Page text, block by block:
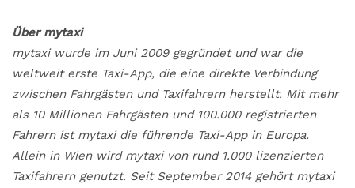
Über mytaxi
mytaxi wurde im Juni 2009 gegründet und war die
weltweit erste Taxi-App, die eine direkte Verbindung
zwischen Fahrgästen und Taxifahrern herstellt. Mit mehr
als 10 Millionen Fahrgästen und 100.000 registrierten
Fahrern ist mytaxi die führende Taxi-App in Europa.
Allein in Wien wird mytaxi von rund 1.000 lizenzierten
Taxifahrern genutzt. Seit September 2014 gehört mytaxi